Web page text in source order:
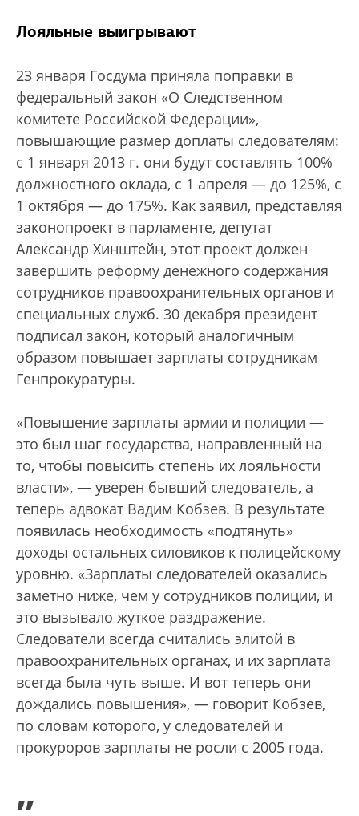
Лояльные выигрывают
23 января Госдума приняла поправки в
федеральный закон «О Следственном
комитете Российской Федерации»,
повышающие размер доплаты следователям:
с 1 января 2013 г. они будут составлять 100%
должностного оклада, с 1 апреля — до 125%, с
1 октября — до 175%. Как заявил, представляя
законопроект в парламенте, депутат
Александр Хинштейн, этот проект должен
завершить реформу денежного содержания
сотрудников правоохранительных органов и
специальных служб. 30 декабря президент
подписал закон, который аналогичным
образом повышает зарплаты сотрудникам
Генпрокуратуры.
«Повышение зарплаты армии и полиции —
это был шаг государства, направленный на
то, чтобы повысить степень их лояльности
власти», — уверен бывший следователь, а
теперь адвокат Вадим Кобзев. В результате
появилась необходимость «подтянуть»
доходы остальных силовиков к полицейскому
уровню. «Зарплаты следователей оказались
заметно ниже, чем у сотрудников полиции, и
это вызывало жуткое раздражение.
Следователи всегда считались элитой в
правоохранительных органах, и их зарплата
всегда была чуть выше. И вот теперь они
дождались повышения», — говорит Кобзев,
по словам которого, у следователей и
прокуроров зарплаты не росли с 2005 года.
„